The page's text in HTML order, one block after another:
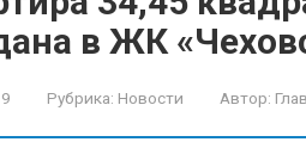
в ЖК
Рубрика: Новости Автор: